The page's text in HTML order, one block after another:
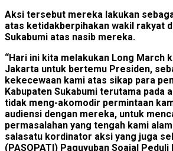
Aksi tersebut mereka lakukan
atas ketidakberpihakan wakil rakyat
Sukabumi atas nasib mereka.
“Hari ini kita melakukan Long March
Jakarta untuk bertemu Presiden,
kekecewaan kami atas sikap para
Kabupaten Sukabumi terutama pada
tidak meng-akomodir permintaan
audiensi dengan mereka, untuk
permasalahan yang tengah kami
salasatu kordinator aksi yang juga
(PASOPATI) Paguyuban Soaial Peduli